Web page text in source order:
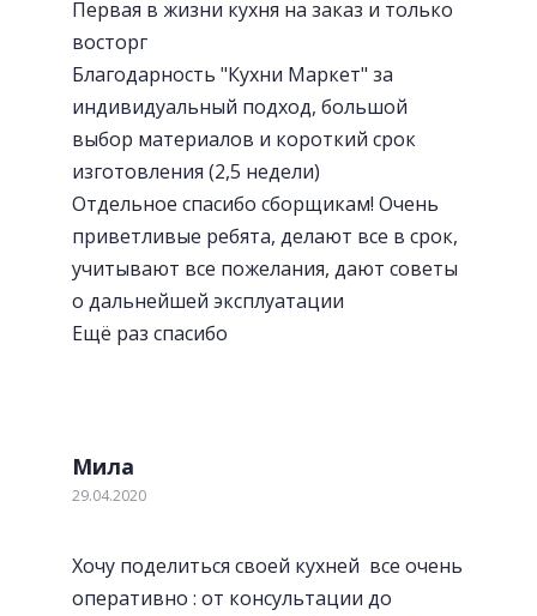
Первая в жизни кухня на заказ и только
восторг
Благодарность "Кухни Маркет" за
индивидуальный подход, большой
выбор материалов и короткий срок
изготовления (2,5 недели)
Отдельное спасибо сборщикам! Очень
приветливые ребята, делают все в срок,
учитывают все пожелания, дают советы
о дальнейшей эксплуатации
Ещё раз спасибо
Мила
29.04.2020
Хочу поделиться своей кухней все очень
оперативно : от консультации до